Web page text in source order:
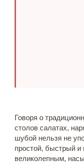
Говоря о
столов салатах,
шубой нельзя не
простой, быстрый
великолепным,